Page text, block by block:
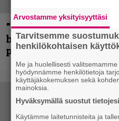
”Mitalini näyttää ihan
huippu-uimari
palkinnollaan
Arvostamme yksityisyyttäsi
Tarvitsemme
henkilökohtaisen
Me ja huolellisesti
hyödynnämme henkilötietoja
käyttäjäkokemuksen sekä
mainoksia.
Hyväksymällä suostut
Käytämme laitetunnisteita ja